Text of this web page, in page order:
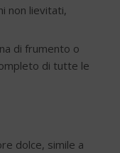
non lievitati,
di frumento o
di tutte le
dolce, simile a